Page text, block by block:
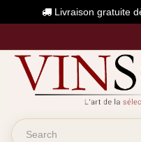
Livraison gratuite